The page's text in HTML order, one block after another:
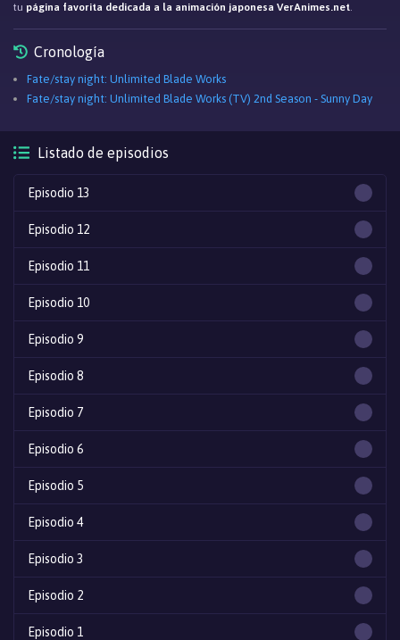
tu página favorita dedicada a la animación japonesa VerAnimes.net.
Cronología
Fate/stay night: Unlimited Blade Works
Fate/stay night: Unlimited Blade Works (TV) 2nd Season - Sunny Day
Listado de episodios
Episodio 13
Episodio 12
Episodio 11
Episodio 10
Episodio 9
Episodio 8
Episodio 7
Episodio 6
Episodio 5
Episodio 4
Episodio 3
Episodio 2
Episodio 1